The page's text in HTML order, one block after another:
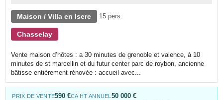
Maison / Villa en Isere 15 pers.
Chasselay
Vente maison d’hôtes : a 30 minutes de grenoble et valence, à 10
minutes de st marcellin et du futur center parc de roybon, ancienne
bâtisse entièrement rénovée : accueil avec...
PRIX DE VENTE590 €CA HT ANNUEL 50 000 €